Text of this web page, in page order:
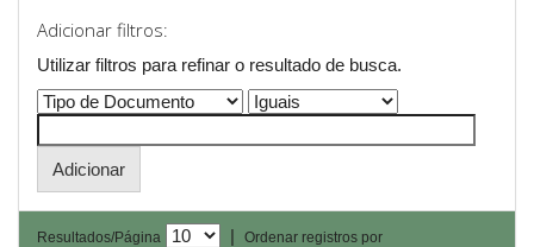
Adicionar filtros:
Utilizar filtros para refinar o resultado de busca.
Resultados/Página |
Ordenar registros por